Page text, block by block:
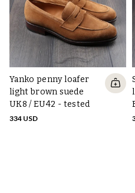
Yanko penny loafer
light brown suede
UK8 / EU42 - tested
334 USD